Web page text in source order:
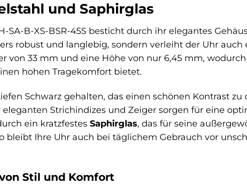
und Saphirglas
SA-B-XS-BSR-45S besticht durch ihr elegantes
robust und langlebig, sondern verleiht der Uhr auch
von 33 mm und eine Höhe von nur 6,45 mm,
hohen Tragekomfort bietet.
Schwarz gehalten, das einen schönen Kontrast zu
Strichindizes und Zeiger sorgen für eine
ein kratzfestes Saphirglas, das für seine
bleibt Ihre Uhr auch bei täglichem Gebrauch vor
Stil und Komfort